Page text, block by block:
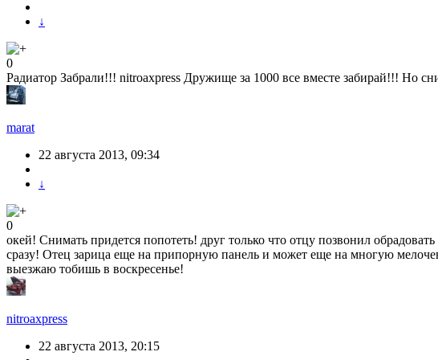
↓
0
Радиатор Забрали!!! nitroaxpress Дружище за 1000 все вместе забирай!!! Но
marat
22 августа 2013, 09:34
↓
0
окей! Снимать придется попотеть! друг только что отцу позвонил
сразу! Отец зарица еще на припорную панель и может еще на многую
выезжаю тобишь в воскресенье!
nitroaxpress
22 августа 2013, 20:15